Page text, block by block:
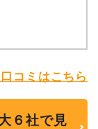
コミはこちら
６社で見